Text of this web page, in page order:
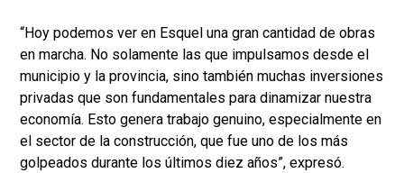
“Hoy podemos ver en Esquel una gran cantidad de obras
en marcha. No solamente las que impulsamos desde el
municipio y la provincia, sino también muchas inversiones
privadas que son fundamentales para dinamizar nuestra
economía. Esto genera trabajo genuino, especialmente en
el sector de la construcción, que fue uno de los más
golpeados durante los últimos diez años”, expresó.